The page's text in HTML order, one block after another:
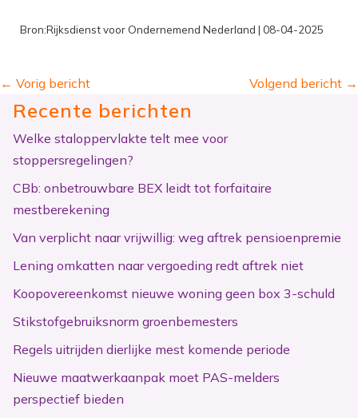
Bron:Rijksdienst voor Ondernemend Nederland | 08-04-2025
← Vorig bericht Volgend bericht →
Recente berichten
Welke staloppervlakte telt mee voor
stoppersregelingen?
CBb: onbetrouwbare BEX leidt tot forfaitaire
mestberekening
Van verplicht naar vrijwillig: weg aftrek pensioenpremie
Lening omkatten naar vergoeding redt aftrek niet
Koopovereenkomst nieuwe woning geen box 3-schuld
Stikstofgebruiksnorm groenbemesters
Regels uitrijden dierlijke mest komende periode
Nieuwe maatwerkaanpak moet PAS-melders
perspectief bieden